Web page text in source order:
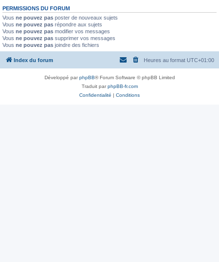
PERMISSIONS DU FORUM
Vous ne pouvez pas poster de nouveaux sujets
Vous ne pouvez pas répondre aux sujets
Vous ne pouvez pas modifier vos messages
Vous ne pouvez pas supprimer vos messages
Vous ne pouvez pas joindre des fichiers
Index du forum Heures au format UTC+01:00
Développé parphpBB® Forum Software © phpBB Limited
Traduit parphpBB-fr.com
Confidentialité | Conditions